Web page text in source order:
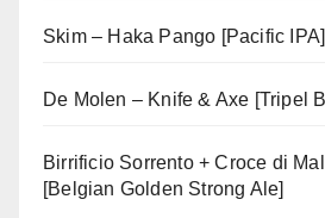
Skim – Haka Pango [Pacific IPA]
De Molen – Knife & Axe [Tripel
Birrificio Sorrento + Croce di
[Belgian Golden Strong Ale]